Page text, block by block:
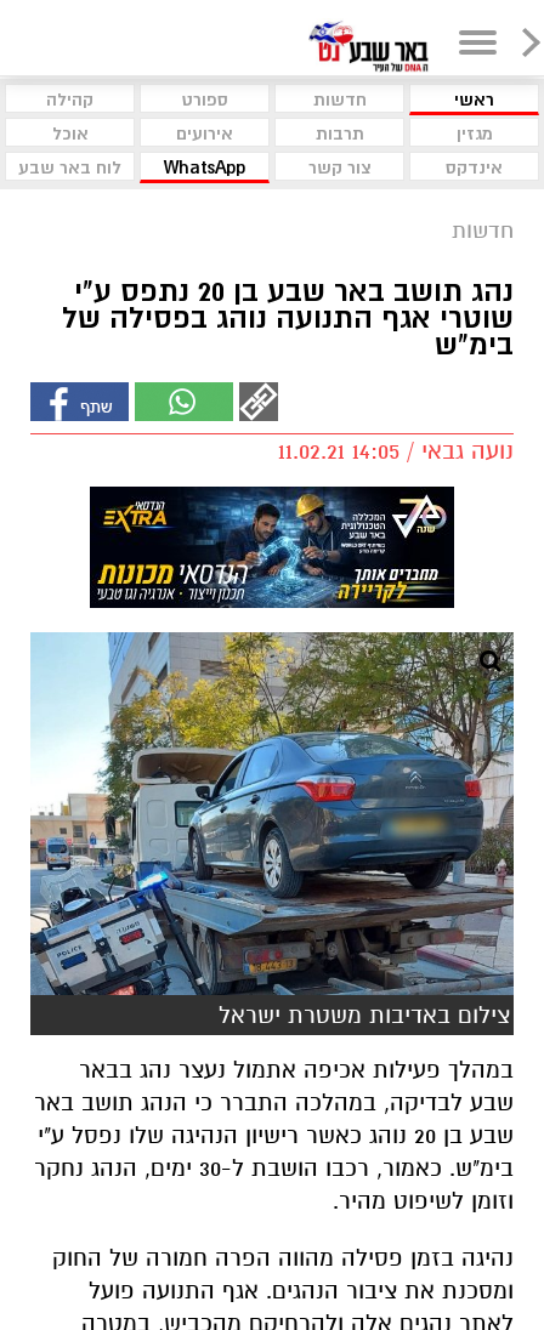
ראשי חדשות ספורט
קהילה
מגזין
תרבות אירועים
אוכל
אינדקס
צור קשר WhatsApp לוח באר שבע
חדשות
נהג תושב באר שבע בן 20 נתפס ע"י
שוטרי אגף התנועה נוהג בפסילה של
בימ"ש
נועה גבאי / 14:05 11.02.21
צילום באדיבות משטרת ישראל
במהלך פעילות אכיפה אתמול נעצר נהג בבאר
שבע לבדיקה, במהלכה התברר כי הנהג תושב באר
שבע בן 20 נוהג כאשר רישיון הנהיגה שלו נפסל ע"י
בימ"ש. כאמור, רכבו הושבת ל-30 ימים, הנהג נחקר
וזומן לשיפוט מהיר.
נהיגה בזמן פסילה מהווה הפרה חמורה של החוק
ומסכנת את ציבור הנהגים. אגף התנועה פועל
לאתר נהגים אלה ולהרחיקם מהכביש, במטרה